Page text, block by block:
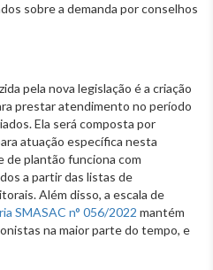
sobre a demanda por conselhos
pela nova legislação é a criação
prestar atendimento no período
Ela será composta por
atuação específica nesta
de plantão funciona com
a partir das listas de
Além disso, a escala de
SMASAC n° 056/2022 mantém
na maior parte do tempo, e